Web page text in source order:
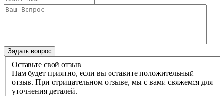
Оставьте свой отзыв
Нам будет приятно, если вы оставите положительный
отзыв. При отрицательном отзыве, мы с вами свяжемся для
уточнения деталей.